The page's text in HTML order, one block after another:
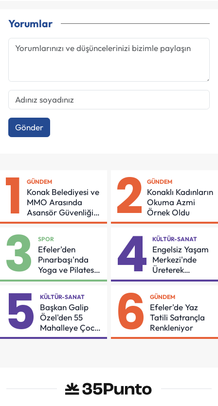
Yorumlar
Gönder
1 GÜNDEM
Konak Belediyesi ve
MMO Arasında
Asansör Güvenliği
İçin Önemli Protokol
2 GÜNDEM
Konaklı Kadınların
Okuma Azmi
Örnek Oldu
3 SPOR
Efeler'den
Pınarbaşı'nda
Yoga ve Pilates
Buluşması
4 KÜLTÜR-SANAT
Engelsiz Yaşam
Merkezi'nde
Üreterek
Güçleniyorlar
5 KÜLTÜR-SANAT
Başkan Galip
Özel'den 55
Mahalleye Çocuk
Şenliği
6 GÜNDEM
Efeler'de Yaz
Tatili Satrançla
Renkleniyor